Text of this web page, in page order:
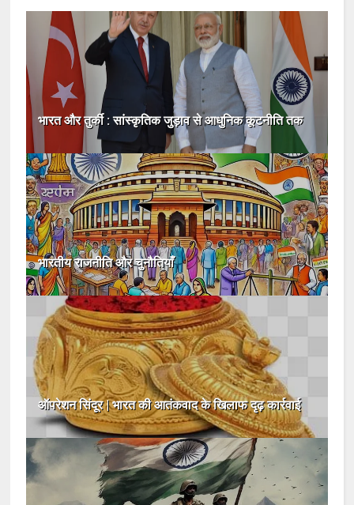
भारत और तुर्की : सांस्कृतिक जुड़ाव से आधुनिक कूटनीति तक
भारतीय राजनीति और चुनौतियाँ
ऑपरेशन सिंदूर | भारत की आतंकवाद के खिलाफ दृढ़ कार्रवाई